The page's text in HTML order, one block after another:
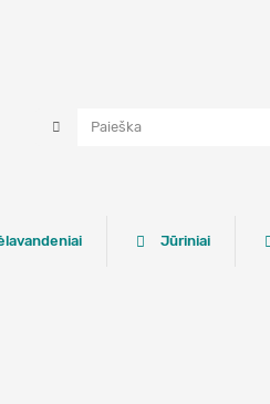
Jūriniai